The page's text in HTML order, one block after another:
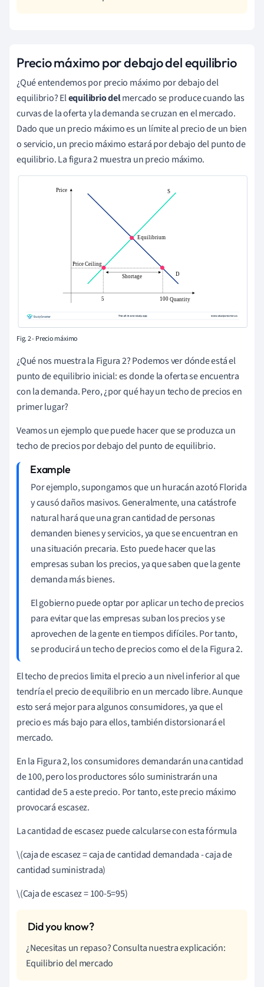
Precio máximo por debajo del equilibrio
¿Qué entendemos por precio máximo por debajo del
equilibrio? Elequilibrio delmercado se produce cuando las
curvas de la oferta y la demanda se cruzan en el mercado.
Dado que un precio máximo es un límite al precio de un bien
o servicio, un precio máximo estará por debajo del punto de
equilibrio. La figura 2 muestra un precio máximo.
Fig. 2 - Precio máximo
¿Qué nos muestra la Figura 2? Podemos ver dónde está el
punto de equilibrio inicial: es donde la oferta se encuentra
con la demanda. Pero, ¿por qué hay un techo de precios en
primer lugar?
Veamos un ejemplo que puede hacer que se produzca un
techo de precios por debajo del punto de equilibrio.
Por ejemplo, supongamos que un huracán azotó Florida
y causó daños masivos. Generalmente, una catástrofe
natural hará que una gran cantidad de personas
demanden bienes y servicios, ya que se encuentran en
una situación precaria. Esto puede hacer que las
empresas suban los precios, ya que saben que la gente
demanda más bienes.
El gobierno puede optar por aplicar un techo de precios
para evitar que las empresas suban los precios y se
aprovechen de la gente en tiempos difíciles. Por tanto,
se producirá un techo de precios como el de la Figura 2.
El techo de precios limita el precio a un nivel inferior al que
tendría el precio de equilibrio en un mercado libre. Aunque
esto será mejor para algunos consumidores, ya que el
precio es más bajo para ellos, también distorsionará el
mercado.
En la Figura 2, los consumidores demandarán una cantidad
de 100, pero los productores sólo suministrarán una
cantidad de 5 a este precio. Por tanto, este precio máximo
provocará escasez.
La cantidad de escasez puede calcularse con esta fórmula
\(caja de escasez = caja de cantidad demandada - caja de
cantidad suministrada)
\(Caja de escasez = 100-5=95)
¿Necesitas un repaso? Consulta nuestra explicación:
Equilibrio del mercado